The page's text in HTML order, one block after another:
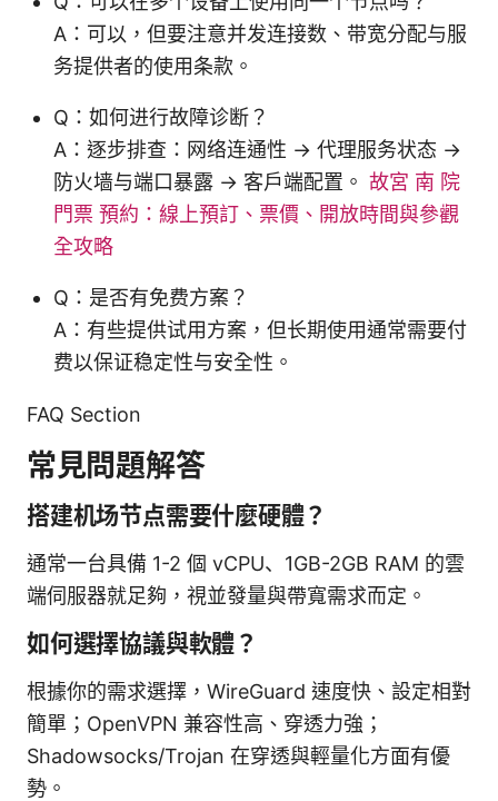
A：可以，但要注意并发连接数、带宽分配与服
务提供者的使用条款。
Q：如何进行故障诊断？
A：逐步排查：网络连通性 → 代理服务状态 →
防火墙与端口暴露 → 客户端配置。 故宮 南 院
門票 預約：線上預訂、票價、開放時間與參觀
全攻略
Q：是否有免费方案？
A：有些提供试用方案，但长期使用通常需要付
费以保证稳定性与安全性。
FAQ Section
常見問題解答
搭建机场节点需要什麼硬體？
通常一台具備 1-2 個 vCPU、1GB-2GB RAM 的雲
端伺服器就足夠，視並發量與帶寬需求而定。
如何選擇協議與軟體？
根據你的需求選擇，WireGuard 速度快、設定相對
簡單；OpenVPN 兼容性高、穿透力強；
Shadowsocks/Trojan 在穿透與輕量化方面有優
勢。